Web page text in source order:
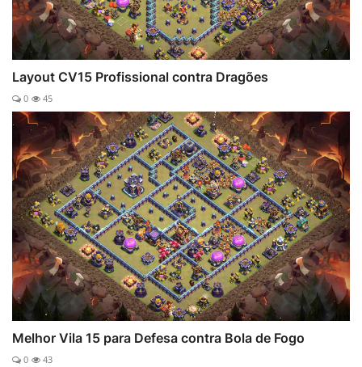
Layout CV15 Profissional contra Dragões
0 45
Melhor Vila 15 para Defesa contra Bola de Fogo
0 43